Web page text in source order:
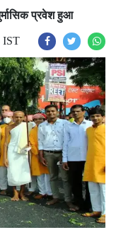
प्रवेश हुआ
IST